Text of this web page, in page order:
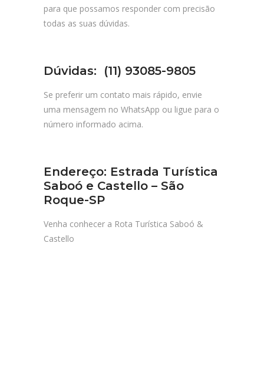
para que possamos responder com precisão
todas as suas dúvidas.
Dúvidas: (11) 93085-9805
Se preferir um contato mais rápido, envie
uma mensagem no WhatsApp ou ligue para o
número informado acima.
Endereço: Estrada Turística
Saboó e Castello – São
Roque-SP
Venha conhecer a Rota Turística Saboó &
Castello